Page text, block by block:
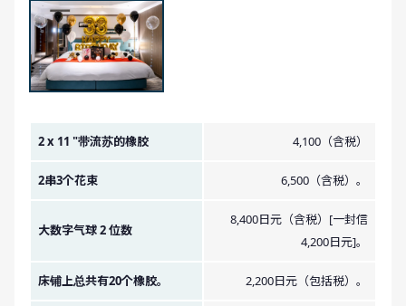
金额图像。
2 x 11 "带流苏的橡胶 4,100（含税）
2串3个花束 6,500（含税）。
大数字气球 2 位数
8,400日元（含税）[一封信
4,200日元]。
床铺上总共有20个橡胶。 2,200日元（包括税）。